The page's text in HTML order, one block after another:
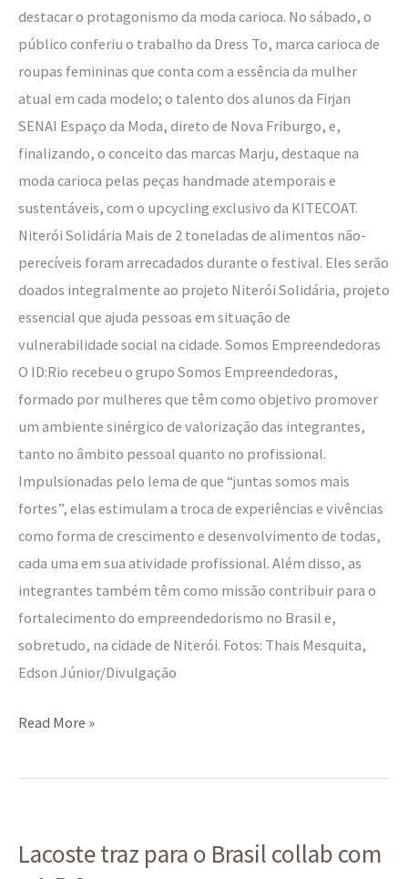
destacar o protagonismo da moda carioca. No sábado, o
público conferiu o trabalho da Dress To, marca carioca de
roupas femininas que conta com a essência da mulher
atual em cada modelo; o talento dos alunos da Firjan
SENAI Espaço da Moda, direto de Nova Friburgo, e,
finalizando, o conceito das marcas Marju, destaque na
moda carioca pelas peças handmade atemporais e
sustentáveis, com o upcycling exclusivo da KITECOAT.
Niterói Solidária Mais de 2 toneladas de alimentos não-
perecíveis foram arrecadados durante o festival. Eles serão
doados integralmente ao projeto Niterói Solidária, projeto
essencial que ajuda pessoas em situação de
vulnerabilidade social na cidade. Somos Empreendedoras
O ID:Rio recebeu o grupo Somos Empreendedoras,
formado por mulheres que têm como objetivo promover
um ambiente sinérgico de valorização das integrantes,
tanto no âmbito pessoal quanto no profissional.
Impulsionadas pelo lema de que “juntas somos mais
fortes”, elas estimulam a troca de experiências e vivências
como forma de crescimento e desenvolvimento de todas,
cada uma em sua atividade profissional. Além disso, as
integrantes também têm como missão contribuir para o
fortalecimento do empreendedorismo no Brasil e,
sobretudo, na cidade de Niterói. Fotos: Thais Mesquita,
Edson Júnior/Divulgação
Read More »
Lacoste traz para o Brasil collab com
traz